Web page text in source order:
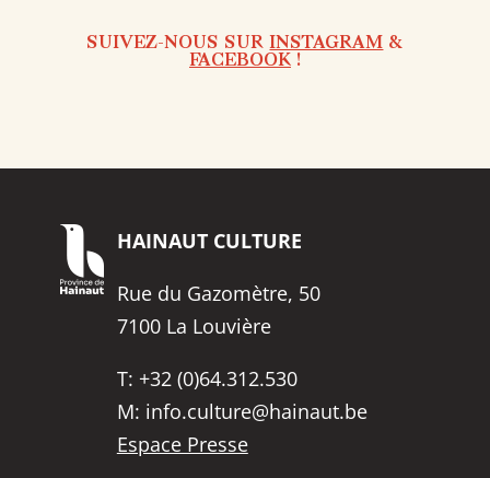
SUIVEZ-NOUS SURINSTAGRAM &
FACEBOOK!
HAINAUT CULTURE
Rue du Gazomètre, 50
7100 La Louvière
T: +32 (0)64.312.530
M: info.culture@hainaut.be
Espace Presse